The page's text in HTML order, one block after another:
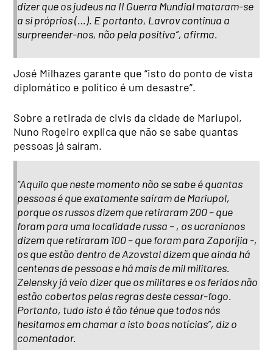
dizer que os judeus na II Guerra Mundial mataram-se
a si próprios (…). E portanto, Lavrov continua a
surpreender-nos, não pela positiva”, afirma.
José Milhazes garante que “isto do ponto de vista
diplomático e político é um desastre”.
Sobre a retirada de civis da cidade de Mariupol,
Nuno Rogeiro explica que não se sabe quantas
pessoas já saíram.
“Aquilo que neste momento não se sabe é quantas
pessoas é que exatamente saíram de Mariupol,
porque os russos dizem que retiraram 200 – que
foram para uma localidade russa – , os ucranianos
dizem que retiraram 100 – que foram para Zaporíjia -,
os que estão dentro de Azovstal dizem que ainda há
centenas de pessoas e há mais de mil militares.
Zelensky já veio dizer que os militares e os feridos não
estão cobertos pelas regras deste cessar-fogo.
Portanto, tudo isto é tão ténue que todos nós
hesitamos em chamar a isto boas notícias”, diz o
comentador.